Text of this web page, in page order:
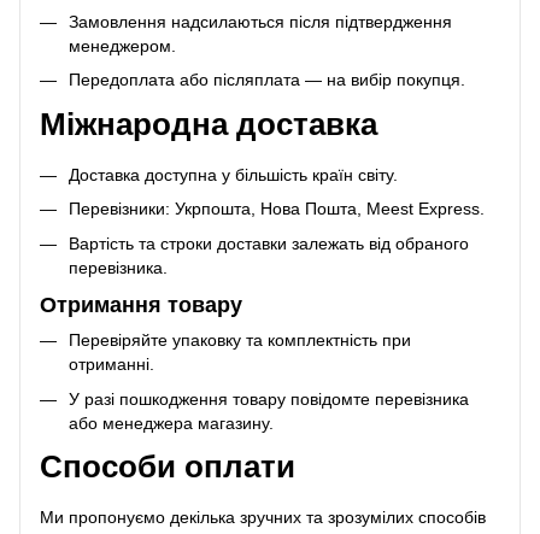
Замовлення надсилаються після підтвердження
менеджером.
Передоплата або післяплата — на вибір покупця.
Міжнародна доставка
Доставка доступна у більшість країн світу.
Перевізники: Укрпошта, Нова Пошта, Meest Express.
Вартість та строки доставки залежать від обраного
перевізника.
Отримання товару
Перевіряйте упаковку та комплектність при
отриманні.
У разі пошкодження товару повідомте перевізника
або менеджера магазину.
Способи оплати
Ми пропонуємо декілька зручних та зрозумілих способів